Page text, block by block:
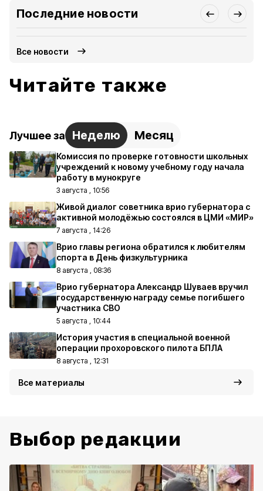
Последние новости
Все новости
Читайте также
Лучшее за Неделю Месяц
Комиссия по проверке готовности школьных
учреждений к новому учебному году начала
работу в мунокруге
3 августа , 10:56
Живой диалог советника врио губернатора с
активной молодёжью состоялся в ЦМИ «МИР»
7 августа , 14:26
Врио главы региона обратился к любителям
спорта в День физкультурника
8 августа , 08:36
Врио губернатора Александр Шуваев вручил
государственную награду семье погибшего
участника СВО
5 августа , 10:44
История участия в специальной военной
операции прохоровского пилота БПЛА
8 августа , 12:31
Все материалы
Выбор редакции